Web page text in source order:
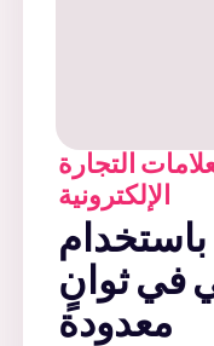
التجارة
الإلكترونية
في ثوانٍ
معدودة